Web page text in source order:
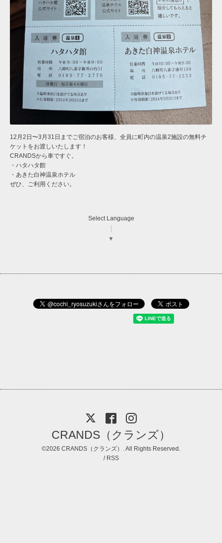
12月2日〜3月31日までご宿泊のお客様、全員に町内の温泉2施設の無料チ
ケットをお渡しいたします！
CRANDSから車ですぐ。
・ハタハタ館
・あきた白神温泉ホテル
ぜひ、ご利用ください。
Select Language
▼
CRANDS（クランズ）
©2026 CRANDS（クランズ） . All Rights Reserved.
/ RSS